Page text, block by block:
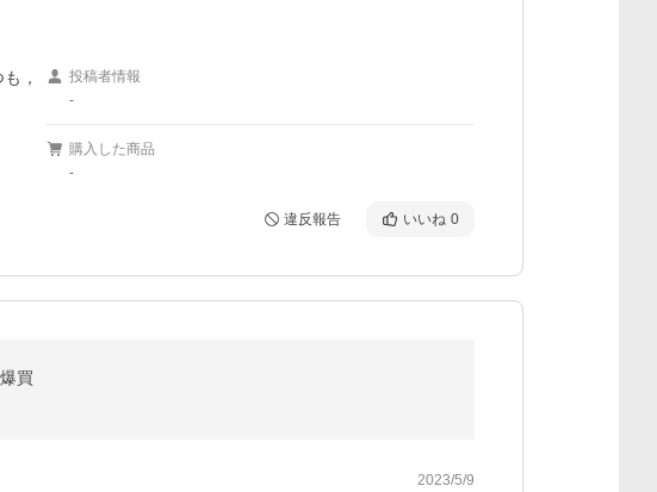
，
投稿者情報
-
購入した商品
-
違反報告 いいね 0
買
2023/5/9